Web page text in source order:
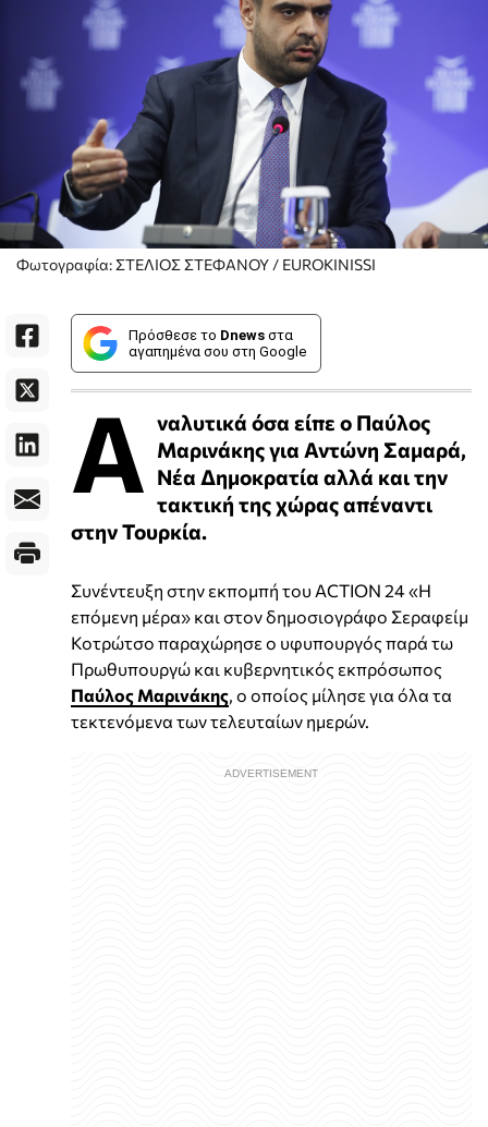
Φωτογραφία: ΣΤΕΛΙΟΣ ΣΤΕΦΑΝΟΥ / EUROKINISSI
Πρόσθεσε το Dnews στα
αγαπημένα σου στη Google
Α ναλυτικά όσα είπε ο Παύλος
Μαρινάκης για Αντώνη Σαμαρά,
Νέα Δημοκρατία αλλά και την
τακτική της χώρας απέναντι
στην Τουρκία.
Συνέντευξη στην εκπομπή του ACTION 24 «Η
επόμενη μέρα» και στον δημοσιογράφο Σεραφείμ
Κοτρώτσο παραχώρησε ο υφυπουργός παρά τω
Πρωθυπουργώ και κυβερνητικός εκπρόσωπος
Παύλος Μαρινάκης, ο οποίος μίλησε για όλα τα
τεκτενόμενα των τελευταίων ημερών.